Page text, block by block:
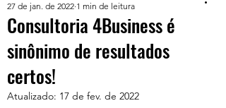
Consultoria 4Business é
sinônimo de resultados
certos!
27 de jan. de 2022 1 min de leitura
Atualizado: 17 de fev. de 2022